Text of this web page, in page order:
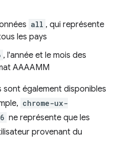
all , qui représente
les pays
, l'année et le mois des
AAAAMM
sont également disponibles
chrome-ux-
ne représente que les
provenant du